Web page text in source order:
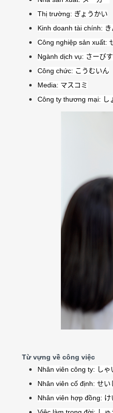
Thị trường: ぎょうかい
Kinh doanh tài chính:
Công nghiệp sản xuất:
Ngành dịch vụ: さーび
Công chức: こうむいん
Media: マスコミ
Công ty thương mại: し
Từ vựng về công việc
Nhân viên công ty: しゃ
Nhân viên cố định: せい
Nhân viên hợp đồng: け